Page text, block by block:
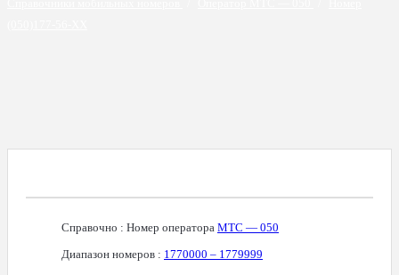
Справочно : Номер оператора МТС — 050
Диапазон номеров : 1770000 – 1779999